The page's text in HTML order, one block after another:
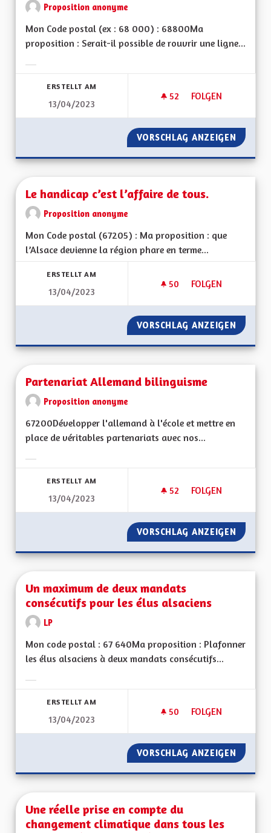
Proposition anonyme
Mon Code postal (ex : 68 000) : 68800Ma
proposition : Serait-il possible de rouvrir une ligne...
ERSTELLT AM
13/04/2023
52 52 FOLLOWER
FOLGEN
LIGNE DE TRAIN
VORSCHLAG ANZEIGEN LIGNE
Le handicap c’est l’affaire de tous.
Proposition anonyme
Mon Code postal (67205) : Ma proposition : que
l’Alsace devienne la région phare en terme...
ERSTELLT AM
13/04/2023
50 50 FOLLOWER
FOLGEN
LE HANDICAP
VORSCHLAG ANZEIGEN LE
Partenariat Allemand bilinguisme
Proposition anonyme
67200Développer l'allemand à l'école et mettre en
place de véritables partenariats avec nos...
ERSTELLT AM
13/04/2023
52 52 FOLLOWER
FOLGEN
PARTENARIAT
VORSCHLAG ANZEIGEN
Un maximum de deux mandats
consécutifs pour les élus alsaciens
LP
Mon code postal : 67 640Ma proposition : Plafonner
les élus alsaciens à deux mandats consécutifs...
ERSTELLT AM
13/04/2023
50 50 FOLLOWER
FOLGEN
UN MAXIMUM DE
VORSCHLAG ANZEIGEN UN
Une réelle prise en compte du
changement climatique dans tous les